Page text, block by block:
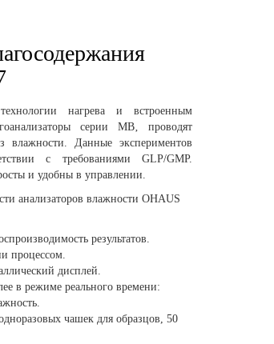
нагрева и встроенным
серии MB‚ проводят
влажности. Данные экспериментов
с требованиями GLP/GMP.
и удобны в управлении.
анализаторов влажностиOHAUS
результатов.
процессом.
дисплей.
в режиме реального времени:
чашек для образцов, 50